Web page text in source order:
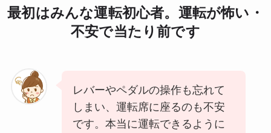
最初はみんな運転初心者。運転が怖い・
不安で当たり前です
レバーやペダルの操作も忘れて
しまい、運転席に座るのも不安
です。本当に運転できるように